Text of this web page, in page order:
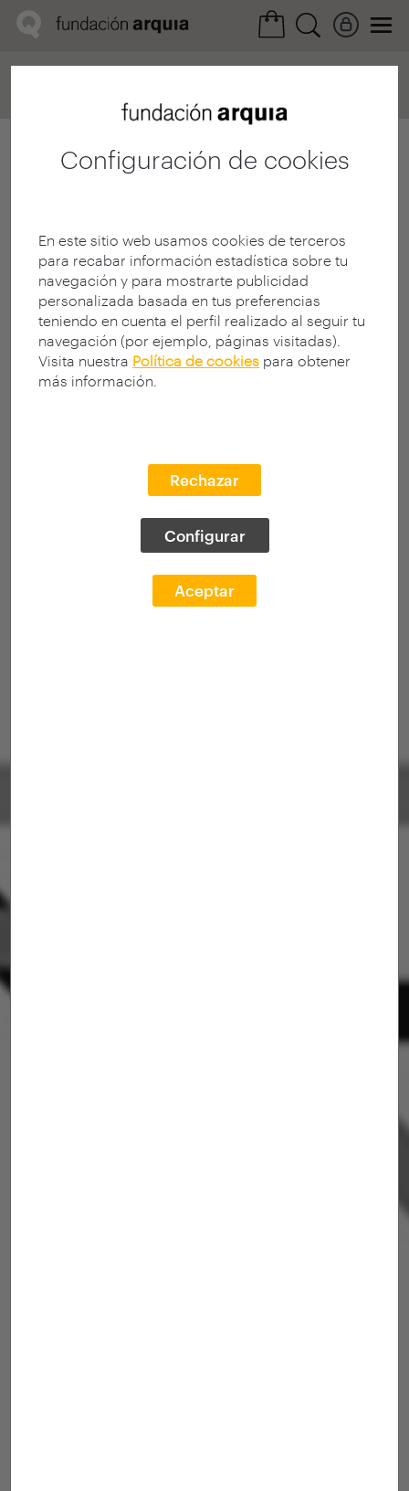
Configuración de cookies
En este sitio web usamos cookies de terceros
para recabar información estadística sobre tu
navegación y para mostrarte publicidad
personalizada basada en tus preferencias
teniendo en cuenta el perfil realizado al seguir tu
navegación (por ejemplo, páginas visitadas).
Visita nuestra Política de cookies para obtener
más información.
Rechazar
Configurar
Aceptar